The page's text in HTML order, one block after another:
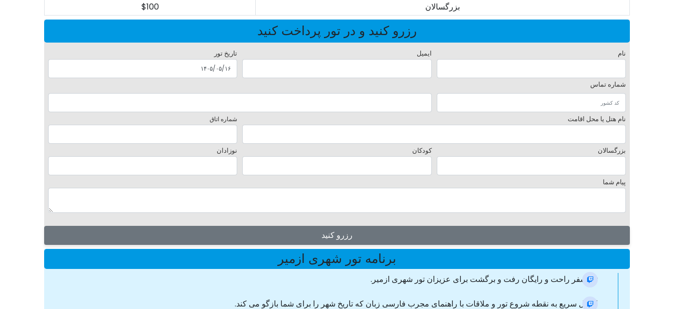
بزرگسالان $100
رزرو کنید و در تور پرداخت کنید
نام ایمیل تاریخ تور
شماره تماس
نام هتل یا محل اقامت شماره اتاق
بزرگسالان کودکان نوزادان
پیام شما
رزرو کنید
برنامه تور شهری ازمیر
ترانسفر راحت و رایگان رفت و برگشت برای عزیزان تور شهری ازمیر.
انتقال سریع به نقطه شروع تور و ملاقات با راهنمای مجرب فارسی زبان که تاریخ شهر را برای شما بازگو می کند.